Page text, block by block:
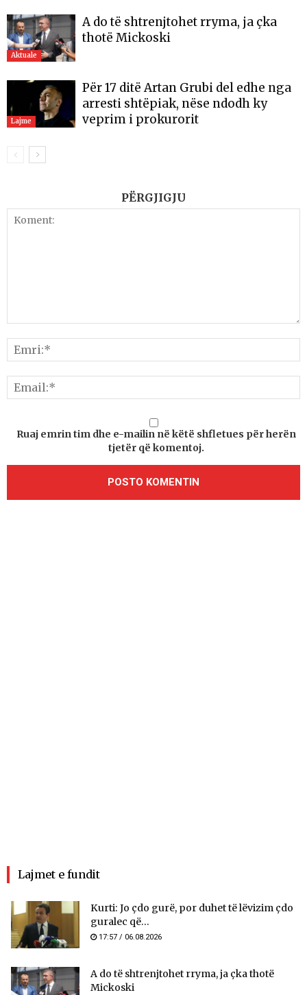
Aktuale
A do të shtrenjtohet rryma, ja çka
thotë Mickoski
Lajme
Për 17 ditë Artan Grubi del edhe nga
arresti shtëpiak, nëse ndodh ky
veprim i prokurorit
PËRGJIGJU
Ruaj emrin tim dhe e-mailin në këtë shfletues për herën
tjetër që komentoj.
Lajmet e fundit
Kurti: Jo çdo gurë, por duhet të lëvizim çdo
guralec që...
17:57 / 06.08.2026
A do të shtrenjtohet rryma, ja çka thotë
Mickoski